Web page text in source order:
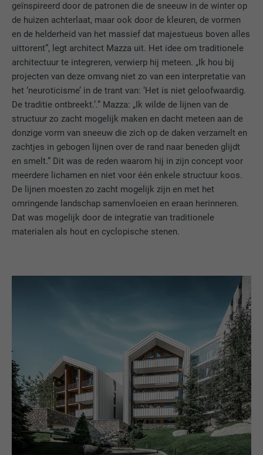
geïnspireerd door de patronen die de sneeuw in de winter op
de huizen achterlaat, maar ook door de kleuren, de vormen
en de helderheid van het massief dat majestueus boven alles
uittorent”, legt architect Mazza uit. Het idee om traditionele
architectuur te integreren, verwierp hij meteen. „Ik hou bij
projecten van deze omvang niet zo van een interpretatie van
het ‘neuroticisme’ in de trant van: ‘Het is niet geloofwaardig.
De traditie ontbreekt.’.” Mazza: „Ik wilde de lijnen van de
structuur zo zacht mogelijk maken en dacht meteen aan de
donzige vorm van sneeuw die zich op de daken verzamelt en
zachtjes in gebogen lijnen over de rand naar beneden glijdt
en smelt.” Dit was de reden waarom hij in zijn concept voor
meerdere lichamen en niet voor één enkele structuur koos.
De lijnen moesten zo zacht mogelijk zijn en met het
omringende landschap samenvloeien en eraan herinneren.
Dat was mogelijk door de integratie van traditionele
materialen als hout en cyclopische stenen.